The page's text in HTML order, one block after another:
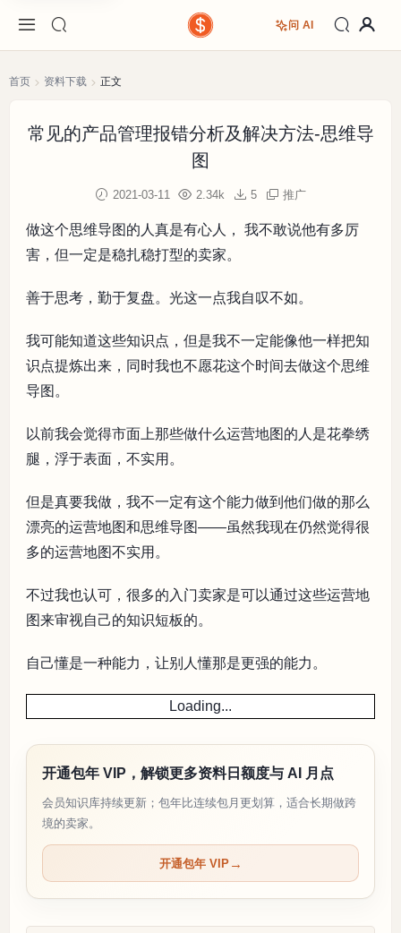
问 AI
首页 资料下载 正文
常见的产品管理报错分析及解决方法-思维导
图
2021-03-11 2.34k 5 推广
做这个思维导图的人真是有心人， 我不敢说他有多厉
害，但一定是稳扎稳打型的卖家。
善于思考，勤于复盘。光这一点我自叹不如。
我可能知道这些知识点，但是我不一定能像他一样把知
识点提炼出来，同时我也不愿花这个时间去做这个思维
导图。
以前我会觉得市面上那些做什么运营地图的人是花拳绣
腿，浮于表面，不实用。
但是真要我做，我不一定有这个能力做到他们做的那么
漂亮的运营地图和思维导图——虽然我现在仍然觉得很
多的运营地图不实用。
不过我也认可，很多的入门卖家是可以通过这些运营地
图来审视自己的知识短板的。
自己懂是一种能力，让别人懂那是更强的能力。
Loading...
开通包年 VIP，解锁更多资料日额度与 AI 月点
会员知识库持续更新；包年比连续包月更划算，适合长期做跨
境的卖家。
开通包年 VIP